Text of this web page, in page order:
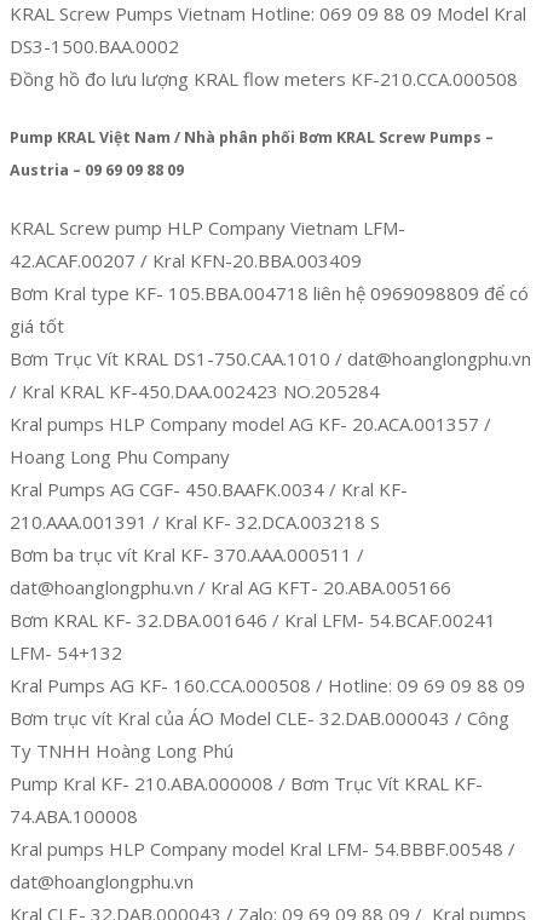
KRAL Screw Pumps Vietnam Hotline: 069 09 88 09 Model Kral
DS3-1500.BAA.0002
Đồng hồ đo lưu lượng KRAL flow meters KF-210.CCA.000508
Pump KRAL Việt Nam / Nhà phân phối Bơm KRAL Screw Pumps –
Austria – 09 69 09 88 09
KRAL Screw pump HLP Company Vietnam LFM-
42.ACAF.00207 / Kral KFN-20.BBA.003409
Bơm Kral type KF- 105.BBA.004718 liên hệ 0969098809 để có
giá tốt
Bơm Trục Vít KRAL DS1-750.CAA.1010 / dat@hoanglongphu.vn
/ Kral KRAL KF-450.DAA.002423 NO.205284
Kral pumps HLP Company model AG KF- 20.ACA.001357 /
Hoang Long Phu Company
Kral Pumps AG CGF- 450.BAAFK.0034 / Kral KF-
210.AAA.001391 / Kral KF- 32.DCA.003218 S
Bơm ba trục vít Kral KF- 370.AAA.000511 /
dat@hoanglongphu.vn / Kral AG KFT- 20.ABA.005166
Bơm KRAL KF- 32.DBA.001646 / Kral LFM- 54.BCAF.00241
LFM- 54+132
Kral Pumps AG KF- 160.CCA.000508 / Hotline: 09 69 09 88 09
Bơm trục vít Kral của ÁO Model CLE- 32.DAB.000043 / Công
Ty TNHH Hoàng Long Phú
Pump Kral KF- 210.ABA.000008 / Bơm Trục Vít KRAL KF-
74.ABA.100008
Kral pumps HLP Company model Kral LFM- 54.BBBF.00548 /
dat@hoanglongphu.vn
Kral CLE- 32.DAB.000043 / Zalo: 09 69 09 88 09 / Kral pumps